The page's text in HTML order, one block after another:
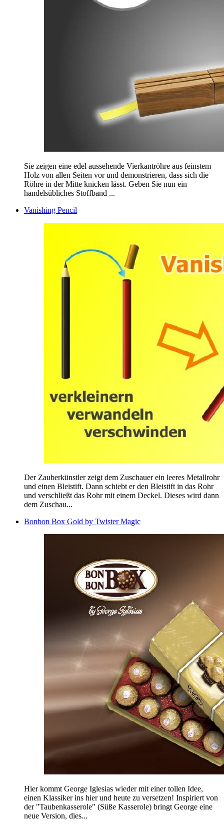
Sie zeigen eine edel aussehende Vierkantröhre aus feinstem
Holz von allen Seiten vor und demonstrieren, dass sich die
Röhre in der Mitte knicken lässt. Geben Sie nun ein
handelsübliches Stoffband ...
Vanishing Pencil
Der Zauberkünstler zeigt dem Zuschauer ein leeres Metallrohr
und einen Bleistift. Dann schiebt er den Bleistift in das Rohr
und verschließt das Rohr mit einem Deckel. Dieses wird dann
dem Zuschau...
Bonbon Box Gold by Twister Magic
Hier kommt George Iglesias wieder mit einer tollen Idee,
einen Klassiker ins hier und heute zu versetzen! Inspiriert von
der "Taubenkasserole" (Süße Kasserole) bringt George eine
neue Version, dies...